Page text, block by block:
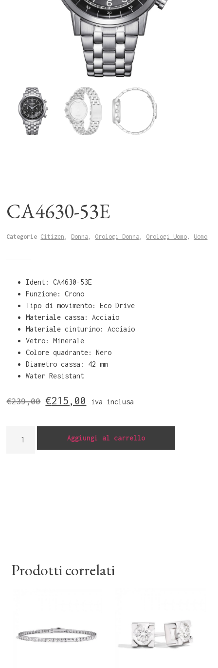
CA4630-53E
Categorie Citizen , Donna, Orologi Donna, Orologi Uomo, Uomo
Ident: CA4630-53E
Funzione: Crono
Tipo di movimento: Eco Drive
Materiale cassa: Acciaio
Materiale cinturino: Acciaio
Vetro: Minerale
Colore quadrante: Nero
Diametro cassa: 42 mm
Water Resistant
€239,00 €215,00 iva inclusa
Aggiungi al carrello
Prodotti correlati